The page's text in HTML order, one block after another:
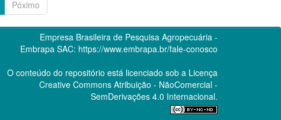
Póximo
Empresa Brasileira de Pesquisa Agropecuária -
Embrapa SAC: https://www.embrapa.br/fale-conosco
O conteúdo do repositório está licenciado sob a Licença
Creative CommonsAtribuição - NãoComercial -
SemDerivações 4.0 Internacional.